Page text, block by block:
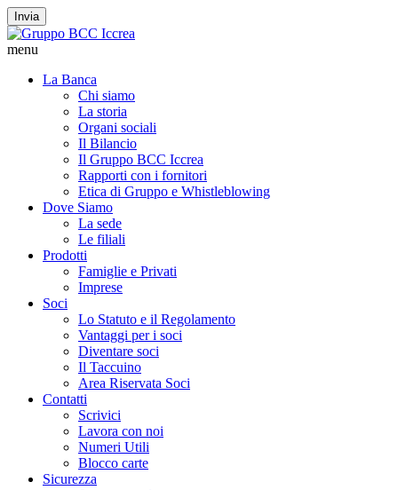
Invia
menu
La Banca
Chi siamo
La storia
Organi sociali
Il Bilancio
Il Gruppo BCC Iccrea
Rapporti con i fornitori
Etica di Gruppo e Whistleblowing
Dove Siamo
La sede
Le filiali
Prodotti
Famiglie e Privati
Imprese
Soci
Lo Statuto e il Regolamento
Vantaggi per i soci
Diventare soci
Il Taccuino
Area Riservata Soci
Contatti
Scrivici
Lavora con noi
Numeri Utili
Blocco carte
Sicurezza